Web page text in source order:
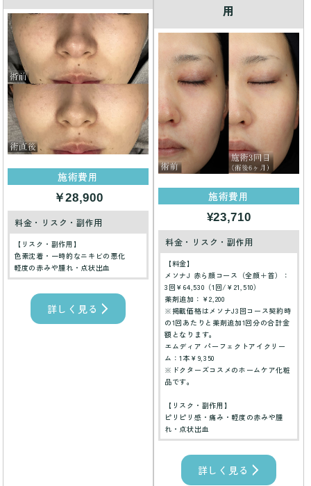
施術費用
￥28,900
料金・リスク・副作用
【リスク・副作用】
色素沈着・一時的なニキビの悪化
軽度の赤みや腫れ・点状出血
詳しく見る
用
施術費用
¥23,710
料金・リスク・副作用
【料金】
メソナJ 赤ら顔コース（全顔＋首）：
3回￥64,530（1回/￥21,510）
薬剤追加：￥2,200
※掲載価格はメソナJ3回コース契約時
の1回あたりと薬剤追加1回分の合計金
額となります。
エムディア パーフェクトアイクリー
ム：1本￥9,350
※ドクターズコスメのホームケア化粧
品です。
【リスク・副作用】
ピリピリ感・痛み・軽度の赤みや腫
れ・点状出血
詳しく見る